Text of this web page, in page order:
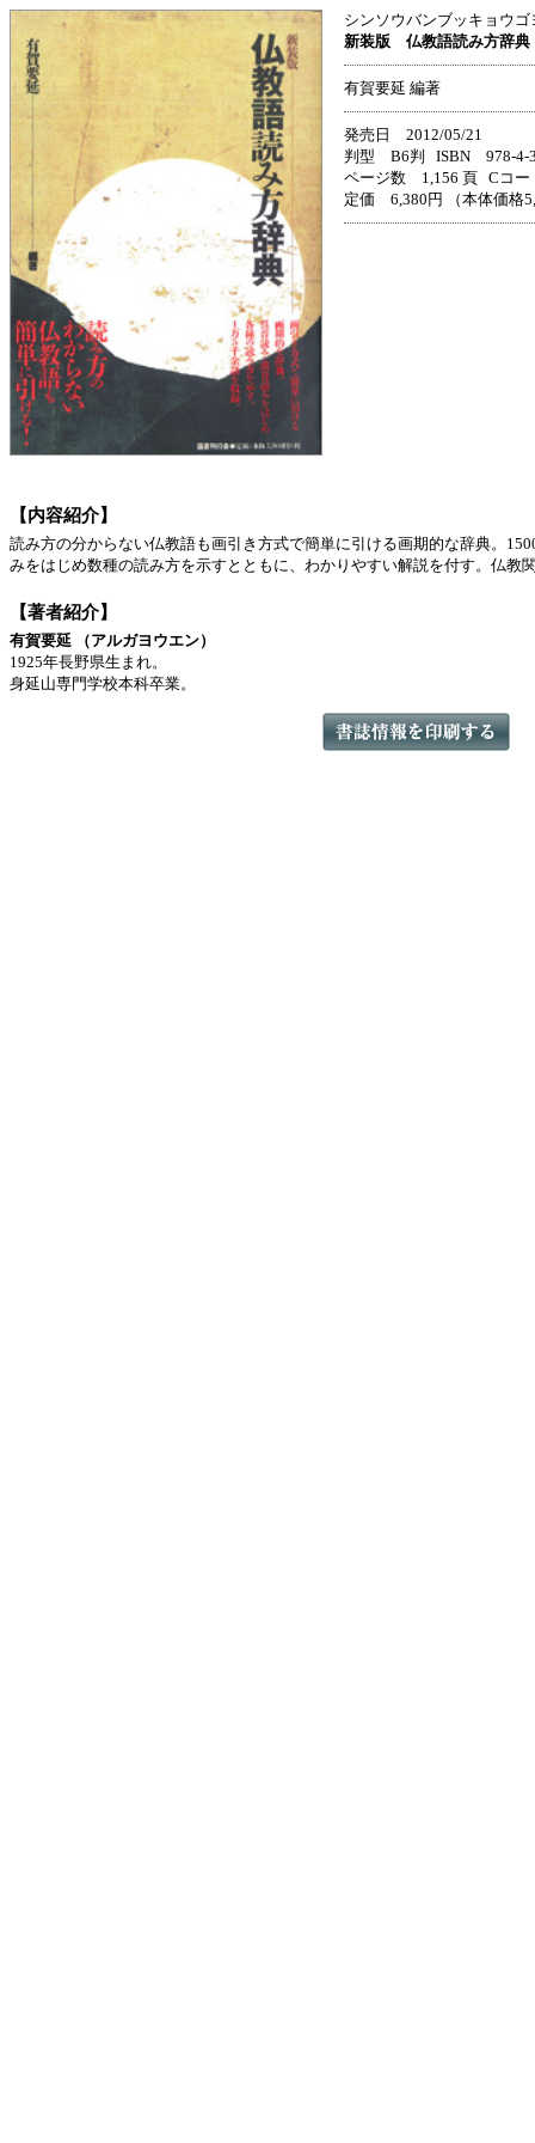
シンソウバンブッキョウ
新装版 仏教語読み方辞典
有賀要延 編著
発売日 2012/05/21
判型 B6判 ISBN 978-4-
ページ数 1,156 頁 Cコ
定価 6,380円 （本体価格
【内容紹介】
読み方の分からない仏教語も画引き方式で簡単に引ける画期的な辞典。
みをはじめ数種の読み方を示すとともに、わかりやすい解説を付す。仏教
【著者紹介】
有賀要延 （アルガヨウエン）
1925年長野県生まれ。
身延山専門学校本科卒業。